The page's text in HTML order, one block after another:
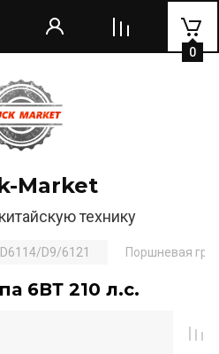
Market
технику
0
D9/6121 Поршневая
6ВТ 210 л.с.